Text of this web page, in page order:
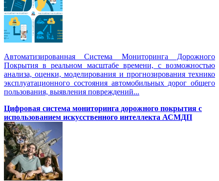
Автоматизированная Система Мониторинга Дорожного
Покрытия в реальном масштабе времени, с возможностью
анализа, оценки, моделирования и прогнозирования технико
эксплуатационного состояния автомобильных дорог общего
пользования, выявления повреждений...
Цифровая система мониторинга дорожного покрытия с
использованием искусственного интеллекта АСМДП